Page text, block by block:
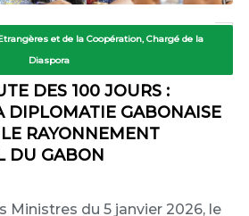
et de la Coopération, Chargé de la
Diaspora
DES 100 JOURS :
DIPLOMATIE GABONAISE
RAYONNEMENT
DU GABON
Ministres du 5 janvier 2026, le